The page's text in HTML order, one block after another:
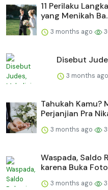
11 Perilaku
yang Menikah
3 months ago
Disebut
3 months ago
Tahukah Kamu?
Perjanjian Pra
3 months ago
Waspada, Saldo
karena Buka
3 months ago